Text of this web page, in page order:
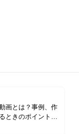
画とは？事例、作
ときのポイントを